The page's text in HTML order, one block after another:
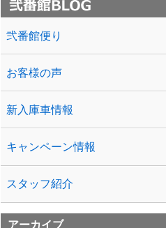
弐番館便り
お客様の声
新入庫車情報
キャンペーン情報
スタッフ紹介
アーカイブ